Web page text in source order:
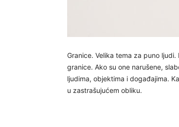
Granice. Velika tema za puno
granice. Ako su one narušene,
ljudima, objektima i događajima.
u zastrašujućem obliku.